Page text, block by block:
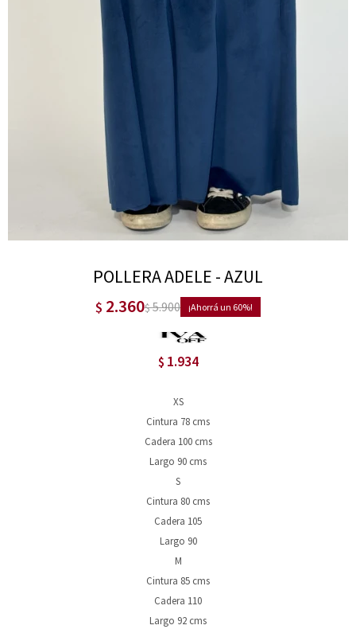
POLLERA ADELE - AZUL
$ 2.360$5.900 60
$ 1.934
XS
Cintura 78 cms
Cadera 100 cms
Largo 90 cms
S
Cintura 80 cms
Cadera 105
Largo 90
M
Cintura 85 cms
Cadera 110
Largo 92 cms